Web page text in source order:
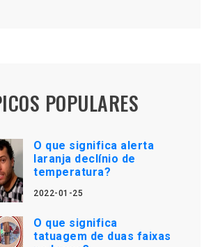
POPULARES
O que significa alerta
laranja declínio de
temperatura?
2022-01-25
O que significa
tatuagem de duas faixas